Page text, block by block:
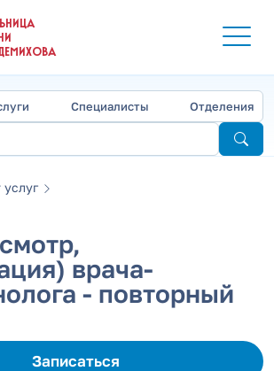
Специалисты Отделения
врача-
- повторный
Записаться